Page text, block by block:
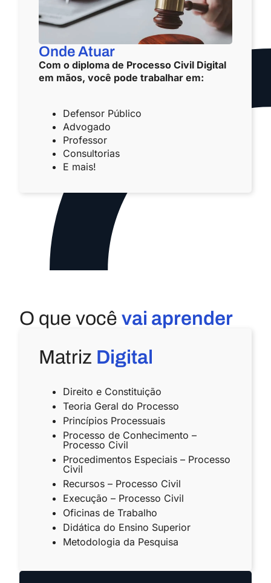
Onde Atuar
Com o diploma de Processo Civil Digital
em mãos, você pode trabalhar em:
Defensor Público
Advogado
Professor
Consultorias
E mais!
O que você vai aprender
Matriz Digital
Direito e Constituição
Teoria Geral do Processo
Princípios Processuais
Processo de Conhecimento –
Processo Civil
Procedimentos Especiais – Processo
Civil
Recursos – Processo Civil
Execução – Processo Civil
Oficinas de Trabalho
Didática do Ensino Superior
Metodologia da Pesquisa